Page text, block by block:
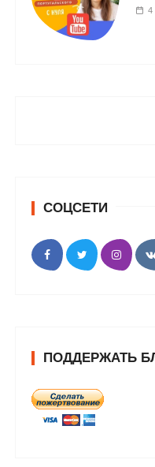
4
СОЦСЕТИ
ПОДДЕРЖАТЬ